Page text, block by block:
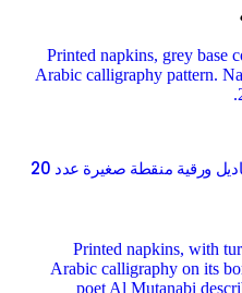
ورقية منقطة صغيرة عدد 20